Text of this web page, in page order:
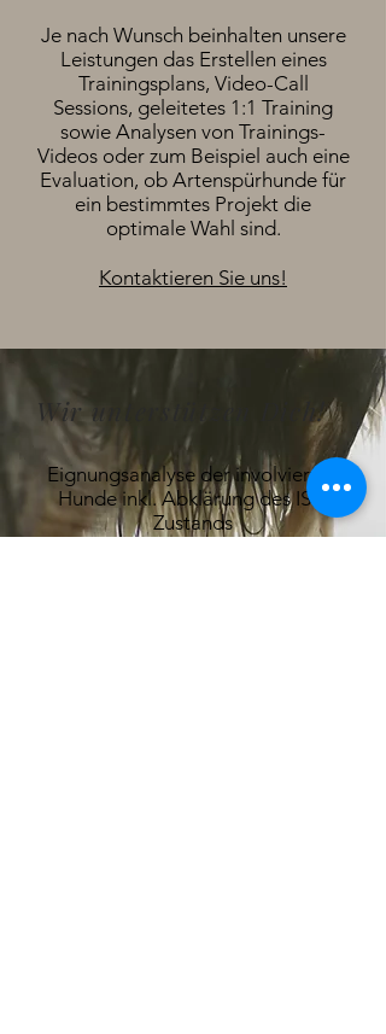
Je nach Wunsch beinhalten unsere
Leistungen das Erstellen eines
Trainingsplans, Video-Call
Sessions, geleitetes 1:1 Training
sowie Analysen von Trainings-
Videos oder zum Beispiel auch eine
Evaluation, ob Artenspürhunde für
ein bestimmtes Projekt die
optimale Wahl sind.
Kontaktieren Sie uns!
Wir unterstützen Dich!
Eignungsanalyse der involvierten
Hunde inkl. Abklärung des IST-
Zustands